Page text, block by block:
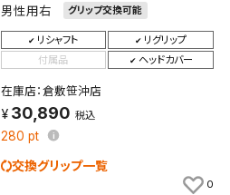
男性用右 グリップ交換可能
リシャフト
リグリップ
付属品
ヘッドカバー
在庫店：倉敷笹沖店
30,890 税込
280 pt
交換グリップ一覧
0